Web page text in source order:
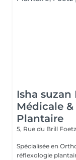
Isha
Médicale
Plantaire
5, Rue du Brill
Spécialisée en
réflexologie